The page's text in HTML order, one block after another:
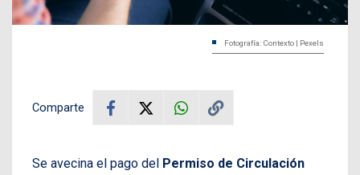
Fotografía: Contexto | Pexels
Comparte
Se avecina el pago del Permiso de Circulación